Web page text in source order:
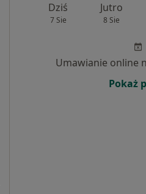
Dziś
7 Sie
Jutro
8 Sie
Umawianie online
Pokaż